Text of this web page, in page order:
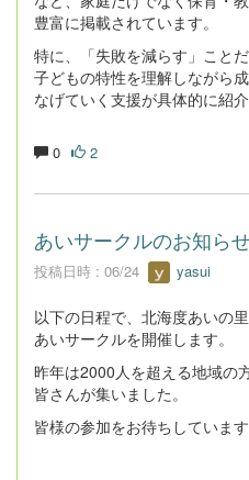
豊富に掲載されています。
特に、「失敗を減らす」こと
子どもの特性を理解しながら
なげていく支援が具体的に紹介
0 2
あいサークルのお知ら
投稿日時 : 06/24 yasui
以下の日程で、北海度あいの
あいサークルを開催します。
昨年は2000人を超える地域の
皆さんが集いました。
皆様の参加をお待ちしています